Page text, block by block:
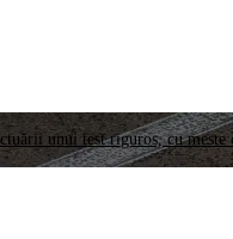
unui test riguros, cu